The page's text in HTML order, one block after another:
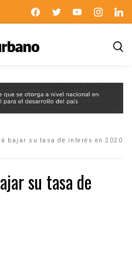
bajar su tasa de interés en 2020
su tasa de